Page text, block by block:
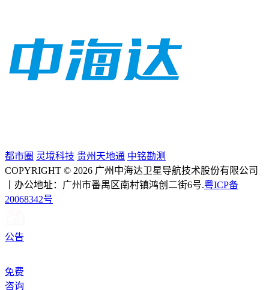
都市圈 灵境科技 贵州天地通 中铭勘测
COPYRIGHT © 2026 广州中海达卫星导航技术股份有限公司
丨办公地址：广州市番禺区南村镇鸿创二街6号.粤ICP备
20068342号
公告
免费
咨询